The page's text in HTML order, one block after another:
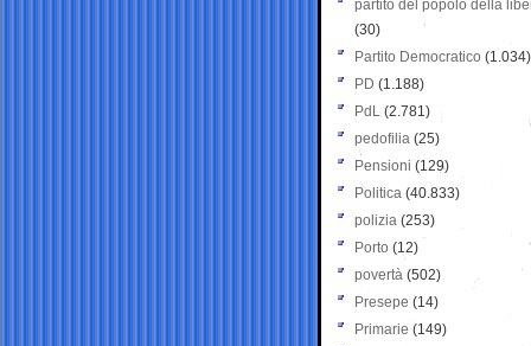
partito del popolo della
(30)
Partito Democratico (1.034)
PD (1.188)
PdL (2.781)
pedofilia (25)
Pensioni (129)
Politica (40.833)
polizia (253)
Porto (12)
povertà (502)
Presepe (14)
Primarie (149)